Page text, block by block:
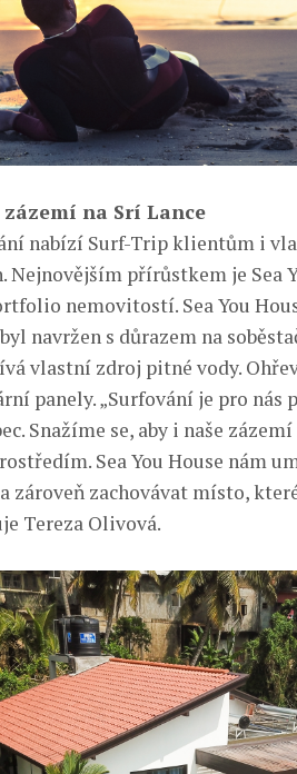
na Srí Lance
nabízí Surf-Trip klientům i
přírůstkem je Sea
nemovitostí. Sea You
navržen s důrazem na
vlastní zdroj pitné vody.
panely. „Surfování je pro nás
Snažíme se, aby i naše
Sea You House nám
zároveň zachovávat místo,
Tereza Olivová.